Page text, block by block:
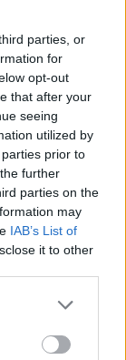
parties, or
for
opt-out
that after your
seeing
utilized by
prior to
further
parties on the
may
IAB’s List of
it to other
γίνουν στο
γίνουν στο